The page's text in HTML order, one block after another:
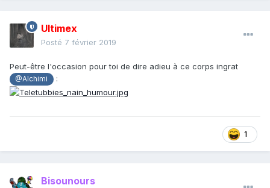
Ultimex
Posté 7 février 2019
Peut-être l'occasion pour toi de dire adieu à ce corps ingrat
@Alchimi :
1
Bisounours